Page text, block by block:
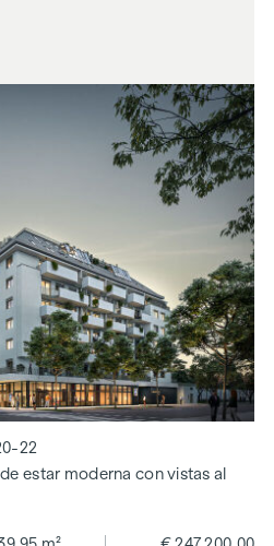
22
estar moderna con vistas al